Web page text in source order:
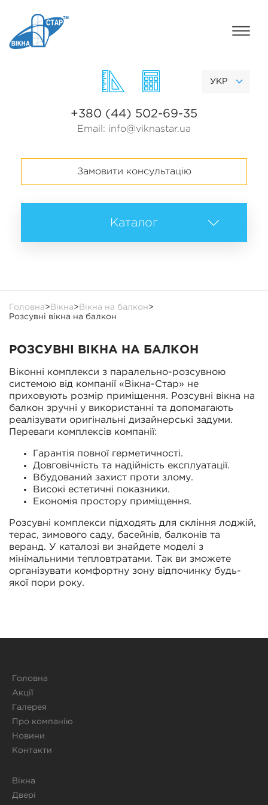
УКР
+380 (44) 502-69-35
Email: info@viknastar.ua
Замовити консультацію
Каталог
Головна> Вікна> Вікна на балкон>
Розсувні вікна на балкон
РОЗСУВНІ ВІКНА НА БАЛКОН
Віконні комплекси з паралельно-розсувною
системою від компанії «Вікна-Стар» не
приховують розмір приміщення. Розсувні вікна на
балкон зручні у використанні та допомагають
реалізувати оригінальні дизайнерські задуми.
Переваги комплексів компанії:
Гарантія повної герметичності.
Довговічність та надійність експлуатації.
Вбудований захист проти злому.
Високі естетичні показники.
Економія простору приміщення.
Розсувні комплекси підходять для скління лоджій,
терас, зимового саду, басейнів, балконів та
веранд. У каталозі ви знайдете моделі з
мінімальними тепловтратами. Так ви зможете
організувати комфортну зону відпочинку будь-
якої пори року.
Головна
Акції
Галерея
Про компанію
Новини
Контакти
Вікна
Двері